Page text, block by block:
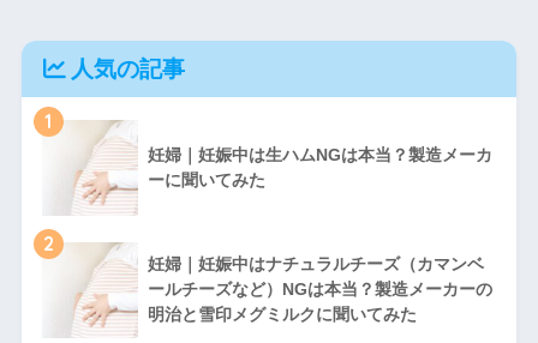
人気の記事
1
妊婦｜妊娠中は生ハムNGは本当？製造メーカ
ーに聞いてみた
2
妊婦｜妊娠中はナチュラルチーズ（カマンベ
ールチーズなど）NGは本当？製造メーカーの
明治と雪印メグミルクに聞いてみた